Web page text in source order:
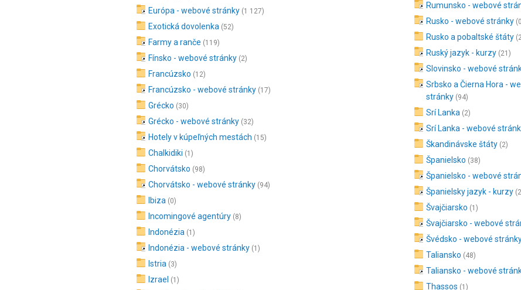
Európa - webové stránky (1 127)
Exotická dovolenka (52)
Farmy a ranče (119)
Fínsko - webové stránky (2)
Francúzsko (12)
Francúzsko - webové stránky (17)
Grécko (30)
Grécko - webové stránky (32)
Hotely v kúpeľných mestách (15)
Chalkidiki (1)
Chorvátsko (98)
Chorvátsko - webové stránky (94)
Ibiza (0)
Incomingové agentúry (8)
Indonézia (1)
Indonézia - webové stránky (1)
Istria (3)
Izrael (1)
Rumunsko - webové
Rusko - webové stránky
Rusko a pobaltské štáty
Ruský jazyk - kurzy (21)
Slovinsko - webové
Srbsko a Čierna Hora -
stránky (94)
Srí Lanka (2)
Srí Lanka - webové
Škandinávske štáty (2)
Španielsko (38)
Španielsko - webové
Španielsky jazyk - kurzy
Švajčiarsko (1)
Švajčiarsko - webové
Švédsko - webové
Taliansko (48)
Taliansko - webové
Thassos (1)